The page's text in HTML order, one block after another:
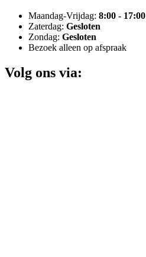
Maandag-Vrijdag: 8:00 - 17:00
Zaterdag: Gesloten
Zondag: Gesloten
Bezoek alleen op afspraak
Volg ons via: